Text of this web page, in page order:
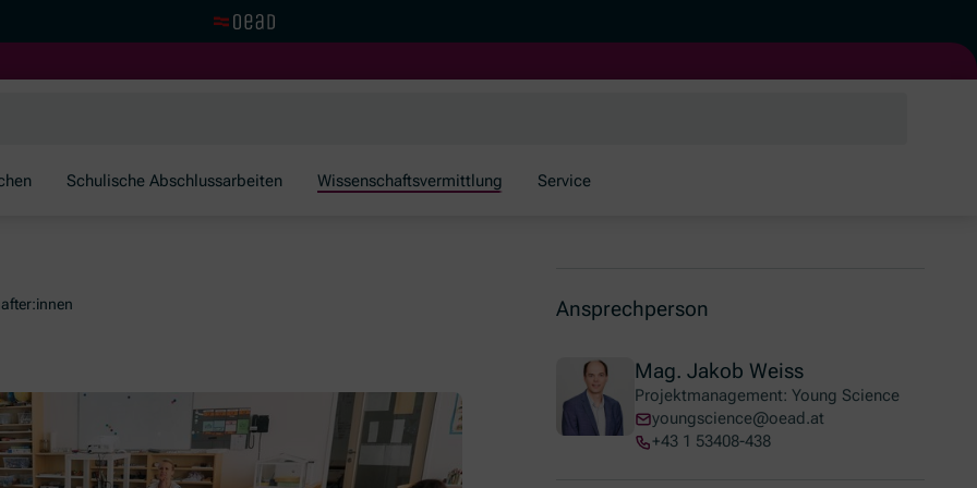
Schulische Abschlussarbeiten Wissenschaftsvermittlung Service
Ansprechperson
Mag. Jakob Weiss
Projektmanagement: Young Science
youngscience@oead.at
+43 1 53408-438